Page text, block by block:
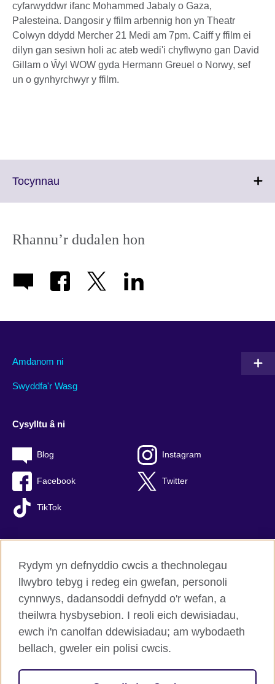
cyfarwyddwr ifanc Mohammed Jabaly o Gaza,
Palesteina. Dangosir y ffilm arbennig hon yn Theatr
Colwyn ddydd Mercher 21 Medi am 7pm. Caiff y ffilm ei
dilyn gan sesiwn holi ac ateb wedi'i chyflwyno gan David
Gillam o Ŵyl WOW gyda Hermann Greuel o Norwy, sef
un o gynhyrchwyr y ffilm.
Tocynnau
information
Rhannu’r dudalen hon
Amdanom ni
Swyddfa'r Wasg
Cysylltu â ni
Blog Instagram
Facebook Twitter
TikTok
British Council Byd-eang
Preifatrwydd a thelerau defnyddio
Hygyrchedd
© 2026 British Council
Rydym yn defnyddio cwcis a thechnolegau
llwybro tebyg i redeg ein gwefan, personoli
cynnwys, dadansoddi defnydd o'r wefan, a
theilwra hysbysebion. I reoli eich dewisiadau,
ewch i'n canolfan ddewisiadau; am wybodaeth
bellach, gweler ein polisi cwcis.